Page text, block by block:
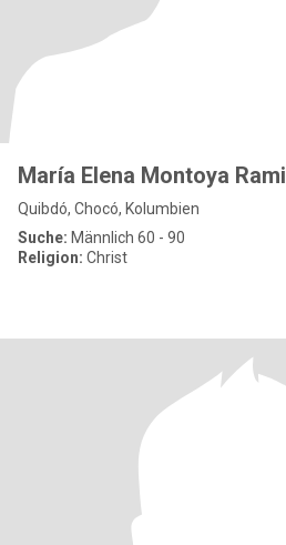
María Elena Montoya
Quibdó, Chocó, Kolumbien
Suche: Männlich 60 - 90
Religion: Christ